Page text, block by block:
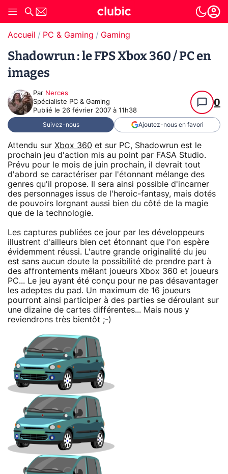
Accueil PC & Gaming Gaming
Shadowrun : le FPS Xbox 360 / PC en
images
Par Nerces
Spécialiste PC & Gaming
Publié le 26 février 2007 à 11h38
0
Suivez-nous Ajoutez-nous en favori
Attendu sur Xbox 360 et sur PC, Shadowrun est le
prochain jeu d'action mis au point par FASA Studio.
Prévu pour le mois de juin prochain, il devrait tout
d'abord se caractériser par l'étonnant mélange des
genres qu'il propose. Il sera ainsi possible d'incarner
des personnages issus de l'heroic-fantasy, mais dotés
de pouvoirs lorgnant aussi bien du côté de la magie
que de la technologie.
Les captures publiées ce jour par les développeurs
illustrent d'ailleurs bien cet étonnant que l'on espère
évidemment réussi. L'autre grande originalité du jeu
est sans aucun doute la possibilité de prendre part à
des affrontements mêlant joueurs Xbox 360 et joueurs
PC... Le jeu ayant été conçu pour ne pas désavantager
les adeptes du pad. Un maximum de 16 joueurs
pourront ainsi participer à des parties se déroulant sur
une dizaine de cartes différentes... Mais nous y
reviendrons très bientôt ;-)